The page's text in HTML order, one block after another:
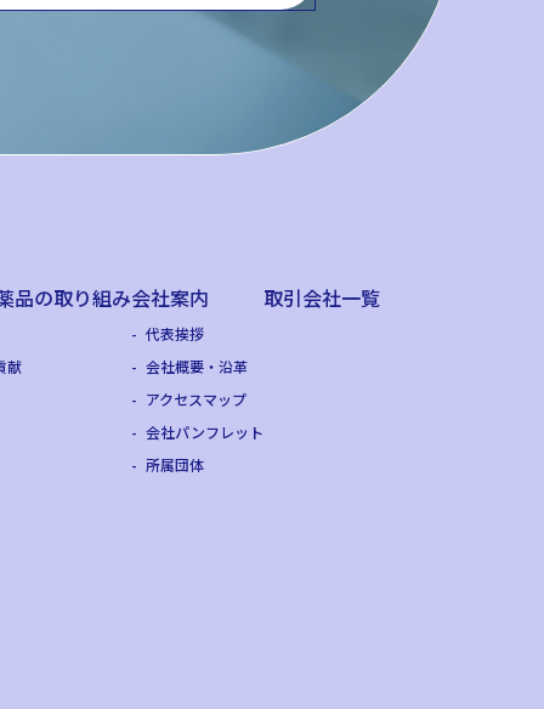
品の取り組み
献
会社案内
代表挨拶
会社概要・沿革
アクセスマップ
会社パンフレット
所属団体
取引会社一覧